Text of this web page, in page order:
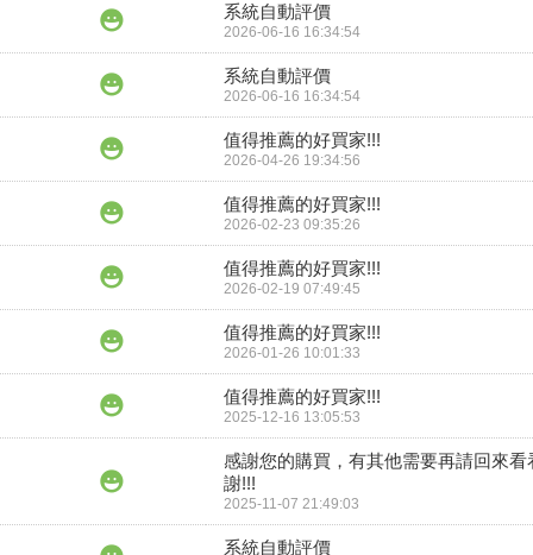
系統自動評價
2026-06-16 16:34:54
系統自動評價
2026-06-16 16:34:54
值得推薦的好買家!!!
2026-04-26 19:34:56
值得推薦的好買家!!!
2026-02-23 09:35:26
值得推薦的好買家!!!
2026-02-19 07:49:45
值得推薦的好買家!!!
2026-01-26 10:01:33
值得推薦的好買家!!!
2025-12-16 13:05:53
感謝您的購買，有其他需要再請回來看
謝!!!
2025-11-07 21:49:03
系統自動評價